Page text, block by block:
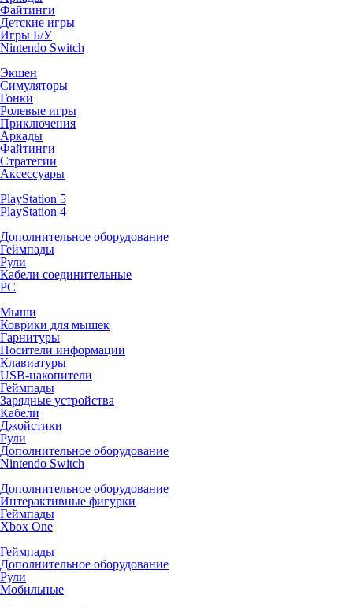
Файтинги
Детские игры
Игры Б/У
Nintendo Switch
Экшен
Симуляторы
Гонки
Ролевые игры
Приключения
Аркады
Файтинги
Стратегии
Аксессуары
PlayStation 5
PlayStation 4
Дополнительное оборудование
Геймпады
Рули
Кабели соединительные
PC
Мыши
Коврики для мышек
Гарнитуры
Носители информации
Клавиатуры
USB-накопители
Геймпады
Зарядные устройства
Кабели
Джойстики
Рули
Дополнительное оборудование
Nintendo Switch
Дополнительное оборудование
Интерактивные фигурки
Геймпады
Xbox One
Геймпады
Дополнительное оборудование
Рули
Мобильные